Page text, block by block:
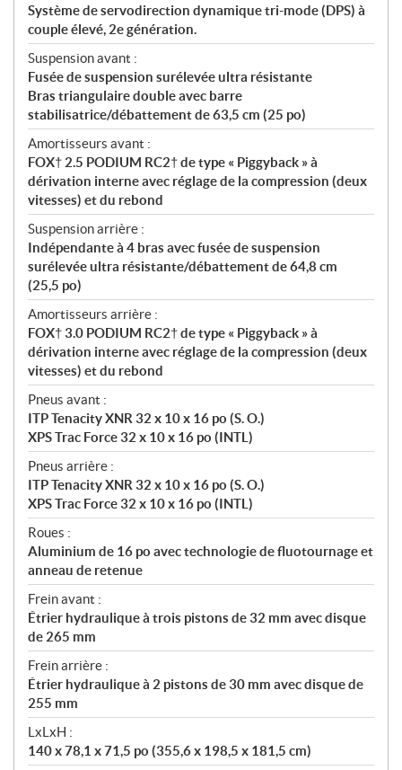
Système de servodirection dynamique tri-mode (DPS) à
couple élevé, 2e génération.
Suspension avant :
Fusée de suspension surélevée ultra résistante
Bras triangulaire double avec barre
stabilisatrice/débattement de 63,5 cm (25 po)
Amortisseurs avant :
FOX† 2.5 PODIUM RC2† de type « Piggyback » à
dérivation interne avec réglage de la compression (deux
vitesses) et du rebond
Suspension arrière :
Indépendante à 4 bras avec fusée de suspension
surélevée ultra résistante/débattement de 64,8 cm
(25,5 po)
Amortisseurs arrière :
FOX† 3.0 PODIUM RC2† de type « Piggyback » à
dérivation interne avec réglage de la compression (deux
vitesses) et du rebond
Pneus avant :
ITP Tenacity XNR 32 x 10 x 16 po (S. O.)
XPS Trac Force 32 x 10 x 16 po (INTL)
Pneus arrière :
ITP Tenacity XNR 32 x 10 x 16 po (S. O.)
XPS Trac Force 32 x 10 x 16 po (INTL)
Roues :
Aluminium de 16 po avec technologie de fluotournage et
anneau de retenue
Frein avant :
Étrier hydraulique à trois pistons de 32 mm avec disque
de 265 mm
Frein arrière :
Étrier hydraulique à 2 pistons de 30 mm avec disque de
255 mm
LxLxH :
140 x 78,1 x 71,5 po (355,6 x 198,5 x 181,5 cm)